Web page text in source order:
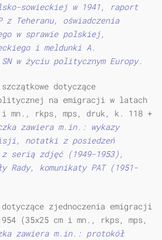
sowieckiej w 1941, raport
z Teheranu, oświadczenia
w sprawie polskiej,
i meldunki A.
w życiu politycznym Europy.
dotyczące
na emigracji w latach
i mn., rkps, mps, druk, k. 118 +
zawiera m.in.: wykazy
notatki z posiedzeń
z serią zdjęć (1949-1953),
Rady, komunikaty PAT (1951-
zjednoczenia emigracji
(35x25 cm i mn., rkps, mps,
zawiera m.in.: protokół